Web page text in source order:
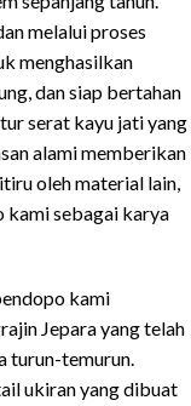
melalui proses
menghasilkan
dan siap bertahan
serat kayu jati yang
alami memberikan
oleh material lain,
kami sebagai karya
kami
Jepara yang telah
turun-temurun.
ukiran yang dibuat